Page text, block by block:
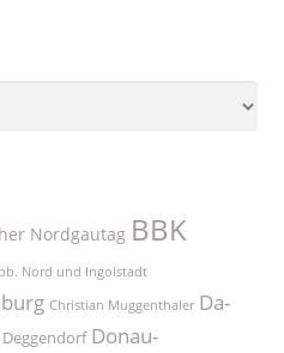
Nordgautag BBK
Nord und Ingolstadt
Christian Muggenthaler Da-
Deggendorf Donau-